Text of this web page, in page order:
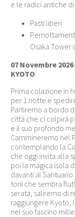
e le radici antiche
Pasti liberi
Osaka Tower
07 Novembre 2026
KYOTO
Prima colazione in
per 1 notte e
Partiremo a bordo
città che ci colpirà
e il suo profondo
Cammineremo nel
contemplando la
che oggi invita alla
poi la magica isola
davanti al
torii che sembra
serata, saliremo di
raggiungere
nel suo fascino